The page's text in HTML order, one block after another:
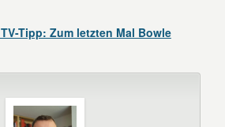
TV-Tipp: Zum letzten Mal Bowle